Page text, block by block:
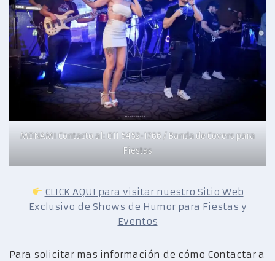
MONAMI Contacto al: 011 5452-1766 / Banda de Covers para
Fiestas
CLICK AQUI para visitar nuestro Sitio Web
Exclusivo de Shows de Humor para Fiestas y
Eventos
Para solicitar mas información de cómo Contactar a